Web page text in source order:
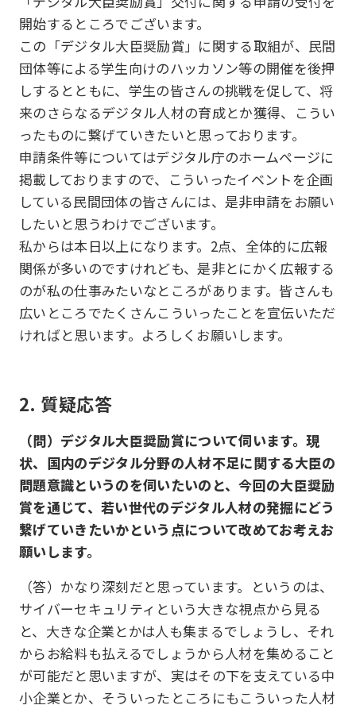
開始するところでございます。
この「デジタル大臣奨励賞」に関する取組が、民間
団体等による学生向けのハッカソン等の開催を後押
しするとともに、学生の皆さんの挑戦を促して、将
来のさらなるデジタル人材の育成とか獲得、こうい
ったものに繋げていきたいと思っております。
申請条件等についてはデジタル庁のホームページに
掲載しておりますので、こういったイベントを企画
している民間団体の皆さんには、是非申請をお願い
したいと思うわけでございます。
私からは本日以上になります。2点、全体的に広報
関係が多いのですけれども、是非とにかく広報する
のが私の仕事みたいなところがあります。皆さんも
広いところでたくさんこういったことを宣伝いただ
ければと思います。よろしくお願いします。
2. 質疑応答
（問）デジタル大臣奨励賞について伺います。現
状、国内のデジタル分野の人材不足に関する大臣の
問題意識というのを伺いたいのと、今回の大臣奨励
賞を通じて、若い世代のデジタル人材の発掘にどう
繋げていきたいかという点について改めてお考えお
願いします。
（答）かなり深刻だと思っています。というのは、
サイバーセキュリティという大きな視点から見る
と、大きな企業とかは人も集まるでしょうし、それ
からお給料も払えるでしょうから人材を集めること
が可能だと思いますが、実はその下を支えている中
小企業とか、そういったところにもこういった人材